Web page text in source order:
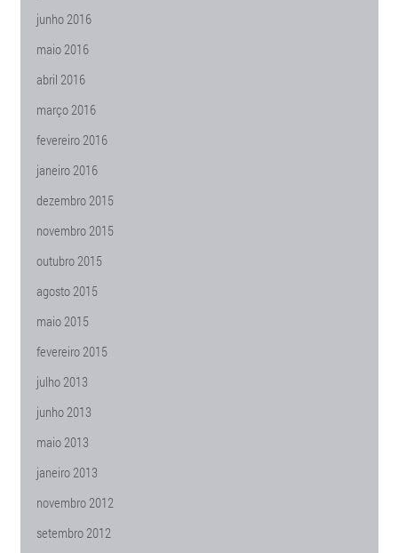
junho 2016
maio 2016
abril 2016
março 2016
fevereiro 2016
janeiro 2016
dezembro 2015
novembro 2015
outubro 2015
agosto 2015
maio 2015
fevereiro 2015
julho 2013
junho 2013
maio 2013
janeiro 2013
novembro 2012
setembro 2012